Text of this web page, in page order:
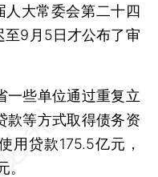
大常委会第二十四
至9月5日才公布了审
些单位通过重复立
款等方式取得债务资
用贷款175.5亿元，